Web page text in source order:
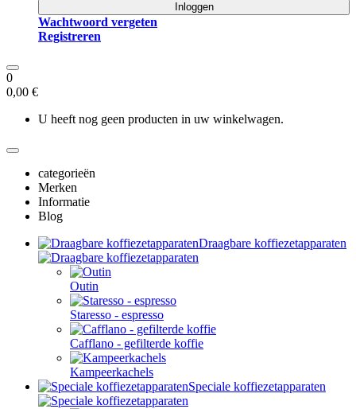
Inloggen
Wachtwoord vergeten
Registreren
0
0,00 €
U heeft nog geen producten in uw winkelwagen.
categorieën
Merken
Informatie
Blog
Draagbare koffiezetapparaten
Outin
Staresso - espresso
Cafflano - gefilterde koffie
Kampeerkachels
Speciale koffiezetapparaten